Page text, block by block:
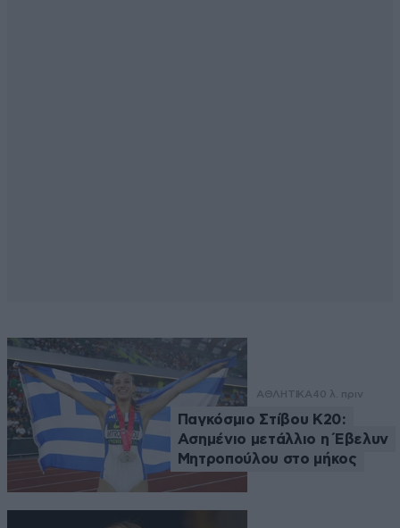
ΑΘΛΗΤΙΚΑ40 λ. πριν
Παγκόσμιο Στίβου Κ20:
Ασημένιο μετάλλιο η Έβελυν
Μητροπούλου στο μήκος